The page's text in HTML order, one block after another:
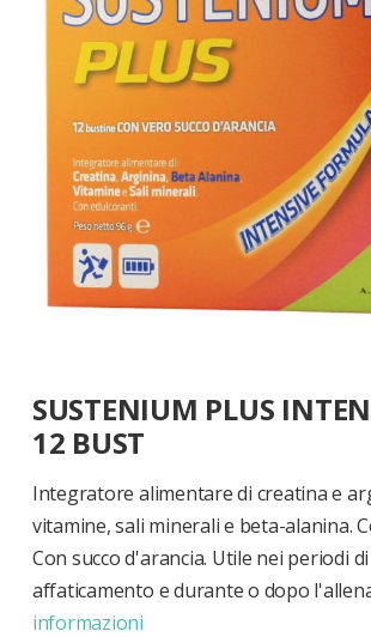
immagini
all'inizio
della
galleria
di
immagini
SUSTENIUM PLUS
12 BUST
Integratore alimentare di creatina e
vitamine, sali minerali e beta-alanina.
Con succo d'arancia. Utile nei periodi
affaticamento e durante o dopo
informazioni